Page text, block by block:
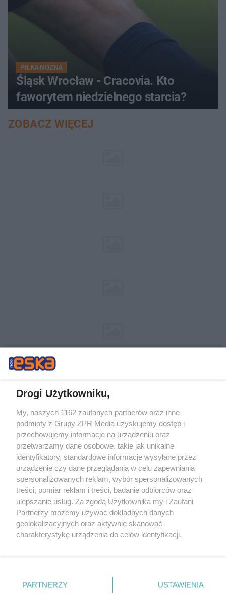
PIŁKA NOŻNA
Śląsk Wrocław - Cracovia. Kto
faworytem niedzielnego starcia?
ZOBACZ WIĘCEJ
Żaden utwór zamieszczony w serwisie nie może być powielany i
rozpowszechniany lub dalej rozpowszechniany w jakikolwiek sposób (w
tym także elektroniczny lub mechaniczny) na jakimkolwiek polu
eksploatacji w jakiejkolwiek formie, włącznie z umieszczaniem w
Internecie bez pisemnej zgody właściciela praw. Jakiekolwiek użycie lub
wykorzystanie utworów w całości lub w części z naruszeniem prawa,
tzn. bez właściwej zgody, jest zabronione pod groźbą kary i może być
ścigane prawnie.
Drogi Użytkowniku,
My, naszych 1162 zaufanych partnerów oraz inne
podmioty z Grupy ZPR Media uzyskujemy dostęp i
przechowujemy informacje na urządzeniu oraz
przetwarzamy dane osobowe, takie jak unikalne
identyfikatory, standardowe informacje wysyłane przez
urządzenie czy dane przeglądania w celu zapewniania
spersonalizowanych reklam, wybór spersonalizowanych
treści, pomiar reklam i treści, badanie odbiorców oraz
ulepszanie usług. Za zgodą Użytkownika my i Zaufani
Partnerzy możemy używać dokładnych danych
geolokalizacyjnych oraz aktywnie skanować
charakterystykę urządzenia do celów identyfikacji.
zmienić/wycofać klikając przycisk ustawień prywatności
znajdujący się w lewym dolnym rogu strony
PARTNERZY USTAWIENIA